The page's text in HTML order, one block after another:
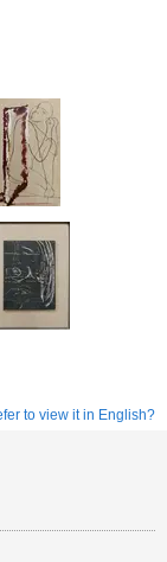
to view it in English?